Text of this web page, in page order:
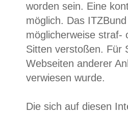
worden sein. Eine
möglich. Das
möglicherweise straf-
Sitten verstoßen. Für
Webseiten anderer
verwiesen wurde.
Die sich auf diesen